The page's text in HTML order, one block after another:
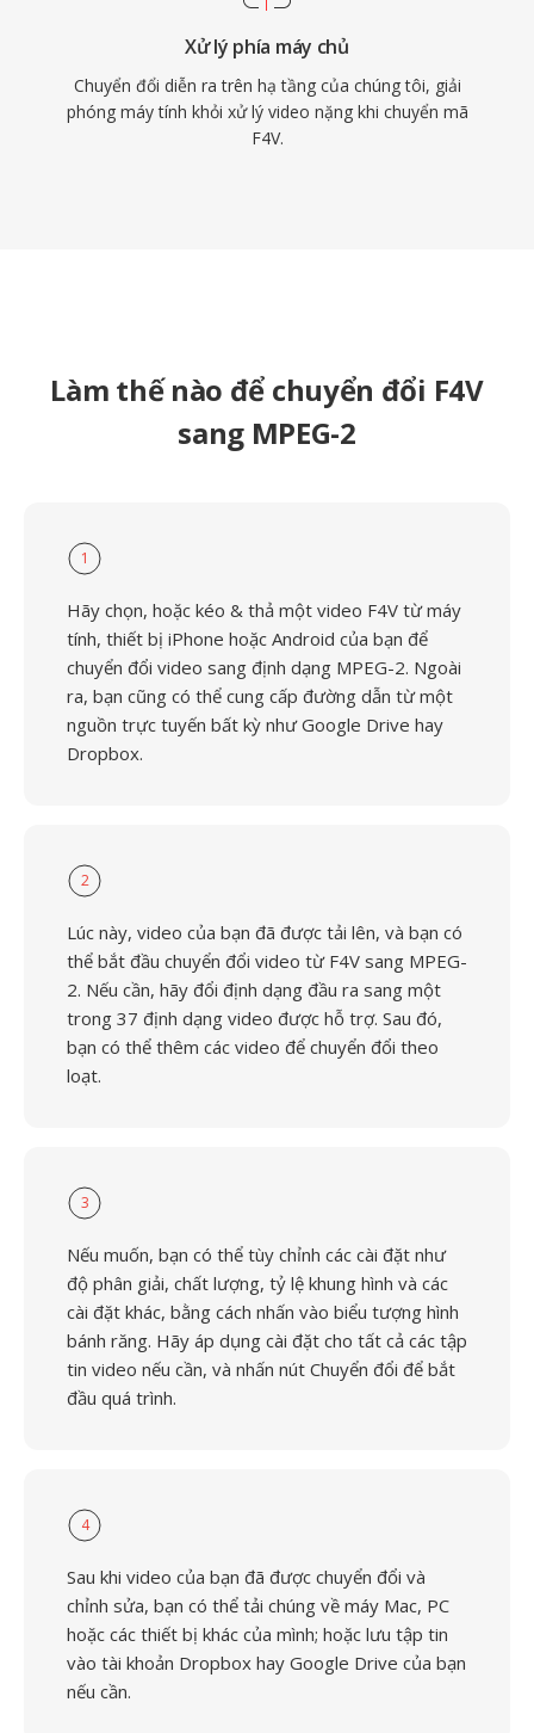
Xử lý phía máy chủ
Chuyển đổi diễn ra trên hạ tầng của chúng tôi, giải
phóng máy tính khỏi xử lý video nặng khi chuyển mã
F4V.
Làm thế nào để chuyển đổi F4V
sang MPEG-2
1
Hãy chọn, hoặc kéo & thả một video F4V từ máy
tính, thiết bị iPhone hoặc Android của bạn để
chuyển đổi video sang định dạng MPEG-2. Ngoài
ra, bạn cũng có thể cung cấp đường dẫn từ một
nguồn trực tuyến bất kỳ như Google Drive hay
Dropbox.
2
Lúc này, video của bạn đã được tải lên, và bạn có
thể bắt đầu chuyển đổi video từ F4V sang MPEG-
2. Nếu cần, hãy đổi định dạng đầu ra sang một
trong 37 định dạng video được hỗ trợ. Sau đó,
bạn có thể thêm các video để chuyển đổi theo
loạt.
3
Nếu muốn, bạn có thể tùy chỉnh các cài đặt như
độ phân giải, chất lượng, tỷ lệ khung hình và các
cài đặt khác, bằng cách nhấn vào biểu tượng hình
bánh răng. Hãy áp dụng cài đặt cho tất cả các tập
tin video nếu cần, và nhấn nút Chuyển đổi để bắt
đầu quá trình.
4
Sau khi video của bạn đã được chuyển đổi và
chỉnh sửa, bạn có thể tải chúng về máy Mac, PC
hoặc các thiết bị khác của mình; hoặc lưu tập tin
vào tài khoản Dropbox hay Google Drive của bạn
nếu cần.